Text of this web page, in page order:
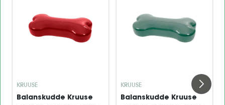
KRUUSE
Balanskudde Kruuse
KRUUSE
Balanskudde Kruuse